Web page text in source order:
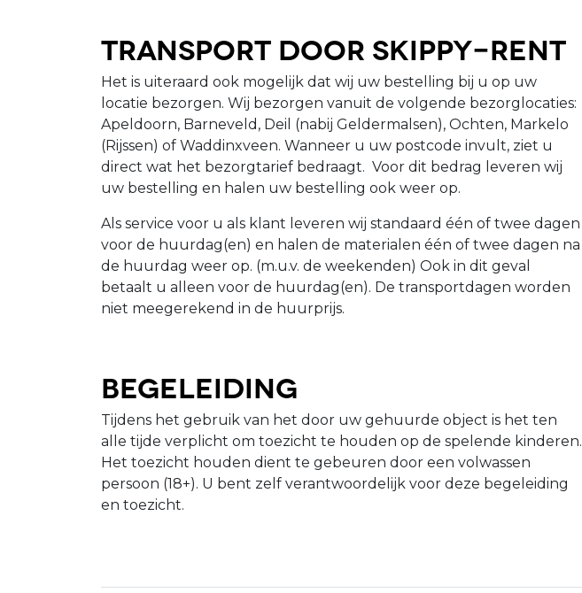
Transport door Skippy-Rent
Het is uiteraard ook mogelijk dat wij uw bestelling bij u op uw
locatie bezorgen. Wij bezorgen vanuit de volgende bezorglocaties:
Apeldoorn, Barneveld, Deil (nabij Geldermalsen), Ochten, Markelo
(Rijssen) of Waddinxveen. Wanneer u uw postcode invult, ziet u
direct wat het bezorgtarief bedraagt. Voor dit bedrag leveren wij
uw bestelling en halen uw bestelling ook weer op.
Als service voor u als klant leveren wij standaard één of twee dagen
voor de huurdag(en) en halen de materialen één of twee dagen na
de huurdag weer op. (m.u.v. de weekenden) Ook in dit geval
betaalt u alleen voor de huurdag(en). De transportdagen worden
niet meegerekend in de huurprijs.
Begeleiding
Tijdens het gebruik van het door uw gehuurde object is het ten
alle tijde verplicht om toezicht te houden op de spelende kinderen.
Het toezicht houden dient te gebeuren door een volwassen
persoon (18+). U bent zelf verantwoordelijk voor deze begeleiding
en toezicht.